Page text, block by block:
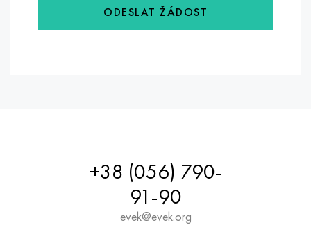
ODESLAT ŽÁDOST
+38 (056) 790-
91-90
evek@evek.org